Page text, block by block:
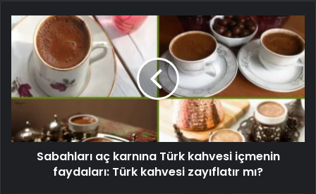
Sabahları aç karnına Türk kahvesi içmenin
faydaları: Türk kahvesi zayıflatır mı?